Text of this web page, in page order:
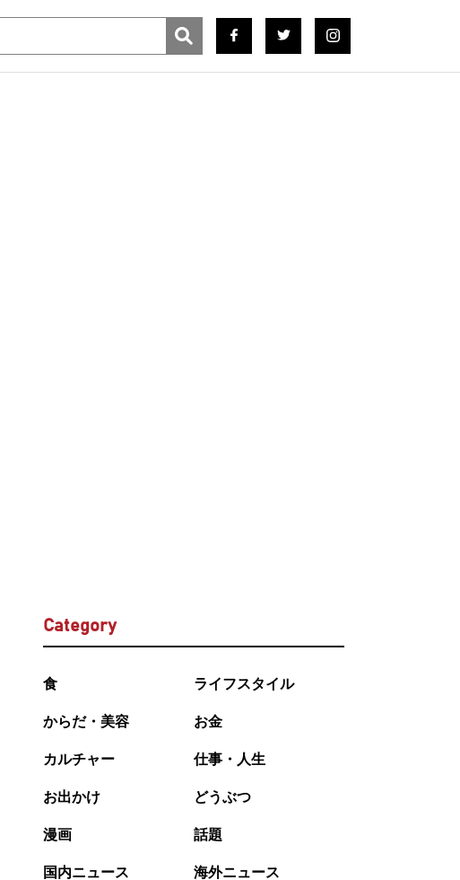
Category
食 ライフスタイル
からだ・美容 お金
カルチャー 仕事・人生
お出かけ どうぶつ
漫画 話題
国内ニュース 海外ニュース